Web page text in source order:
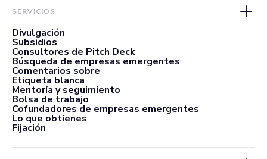
SERVICIOS
Divulgación
Subsidios
Consultores de Pitch Deck
Búsqueda de empresas emergentes
Comentarios sobre
Etiqueta blanca
Mentoría y seguimiento
Bolsa de trabajo
Cofundadores de empresas emergentes
Lo que obtienes
Fijación